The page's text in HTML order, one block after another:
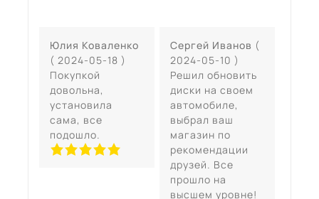
Юлия Коваленко
( 2024-05-18 )
Покупкой
довольна,
установила
сама, все
подошло.
Сергей Иванов (
2024-05-10 )
Решил обновить
диски на своем
автомобиле,
выбрал ваш
магазин по
рекомендации
друзей. Все
прошло на
высшем уровне!